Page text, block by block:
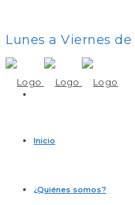
Lunes a Viernes de
Inicio
¿Quiénes somos?